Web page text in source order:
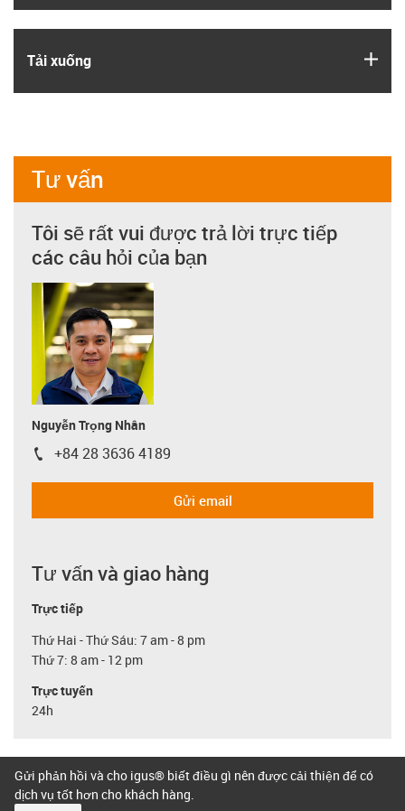
Tải xuống
Tư vấn
Tôi sẽ rất vui được trả lời trực tiếp
các câu hỏi của bạn
Nguyễn Trọng Nhân
igus-icon-phone
+84 28 3636 4189
Gửi email
Tư vấn và giao hàng
Trực tiếp
Thứ Hai - Thứ Sáu: 7 am - 8 pm
Thứ 7: 8 am - 12 pm
Trực tuyến
24h
Gửi phản hồi và cho igus® biết điều gì nên được cải thiện để có
dịch vụ tốt hơn cho khách hàng.